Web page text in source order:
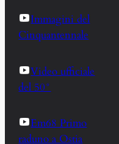
Immagini del
Cinquantennale
Video ufficiale
del 50°
Em68 Primo
raduno a Ostia